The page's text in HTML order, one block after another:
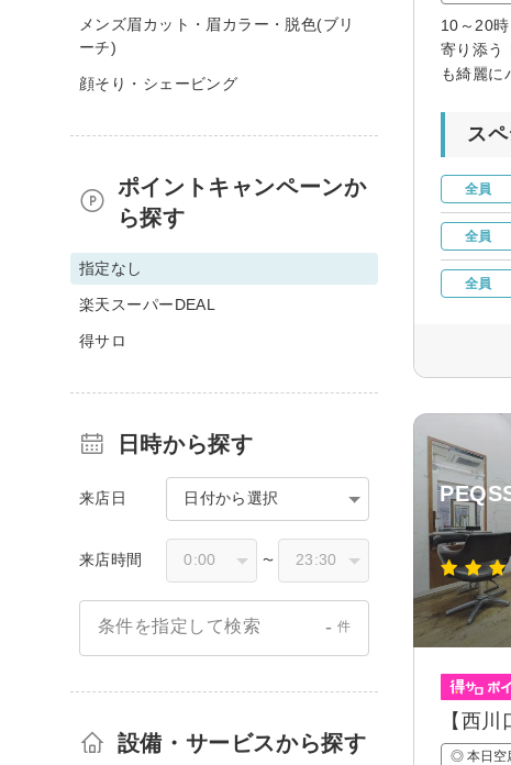
10～20
寄り添う
も綺麗に
ス
全員
全員
全員
【西
◎ 本日空
メンズ眉カット・眉カラー・脱色(ブリ
ーチ)
顔そり・シェービング
ポイントキャンペーンか
ら探す
指定なし
楽天スーパーDEAL
得サロ
日時から探す
来店日 日付から選択
来店時間 〜
条件を指定して検索 - 件
設備・サービスから探す